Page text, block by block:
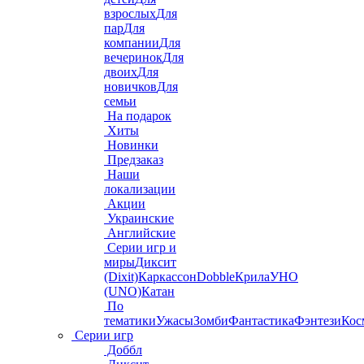
взрослыхДля
парДля
компанииДля
вечеринокДля
двоихДля
новичковДля
семьи
На подарок
Хиты
Новинки
Предзаказ
Наши
локализации
Акции
Украинские
Английские
Серии игр и
мирыДиксит
(Dixit)КаркассонDobbleКрилаУНО
(UNO)Катан
По
тематикиУжасыЗомбиФантастикаФэнтези
Серии игр
Доббл